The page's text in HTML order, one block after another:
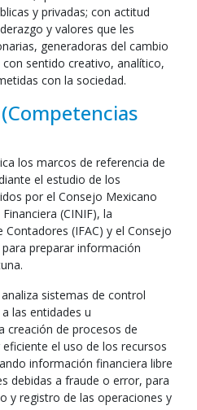
y privadas; con actitud
y valores que les
generadoras del cambio
sentido creativo, analítico,
con la sociedad.
los marcos de referencia de
el estudio de los
por el Consejo Mexicano
(CINIF), la
(IFAC) y el Consejo
preparar información
sistemas de control
las entidades u
creación de procesos de
el uso de los recursos
información financiera libre
debidas a fraude o error, para
y registro de las operaciones y